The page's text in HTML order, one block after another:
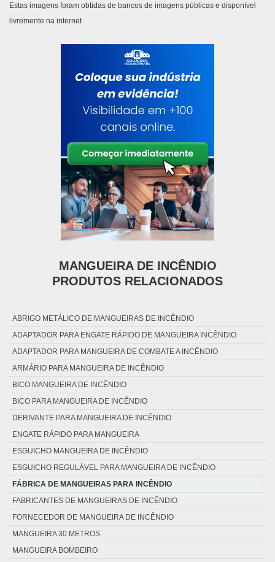
Estas imagens foram obtidas de bancos de imagens públicas e disponível
livremente na internet
MANGUEIRA DE INCÊNDIO
PRODUTOS RELACIONADOS
ABRIGO METÁLICO DE MANGUEIRAS DE INCÊNDIO
ADAPTADOR PARA ENGATE RÁPIDO DE MANGUEIRA INCÊNDIO
ADAPTADOR PARA MANGUEIRA DE COMBATE A INCÊNDIO
ARMÁRIO PARA MANGUEIRA DE INCÊNDIO
BICO MANGUEIRA DE INCÊNDIO
BICO PARA MANGUEIRA DE INCÊNDIO
DERIVANTE PARA MANGUEIRA DE INCÊNDIO
ENGATE RÁPIDO PARA MANGUEIRA
ESGUICHO MANGUEIRA DE INCÊNDIO
ESGUICHO REGULÁVEL PARA MANGUEIRA DE INCÊNDIO
FÁBRICA DE MANGUEIRAS PARA INCÊNDIO
FABRICANTES DE MANGUEIRAS DE INCÊNDIO
FORNECEDOR DE MANGUEIRA DE INCÊNDIO
MANGUEIRA 30 METROS
MANGUEIRA BOMBEIRO